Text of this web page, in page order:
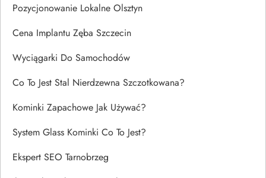
Pozycjonowanie Lokalne Olsztyn
Cena Implantu Zęba Szczecin
Wyciągarki Do Samochodów
Co To Jest Stal Nierdzewna Szczotkowana?
Kominki Zapachowe Jak Używać?
System Glass Kominki Co To Jest?
Ekspert SEO Tarnobrzeg